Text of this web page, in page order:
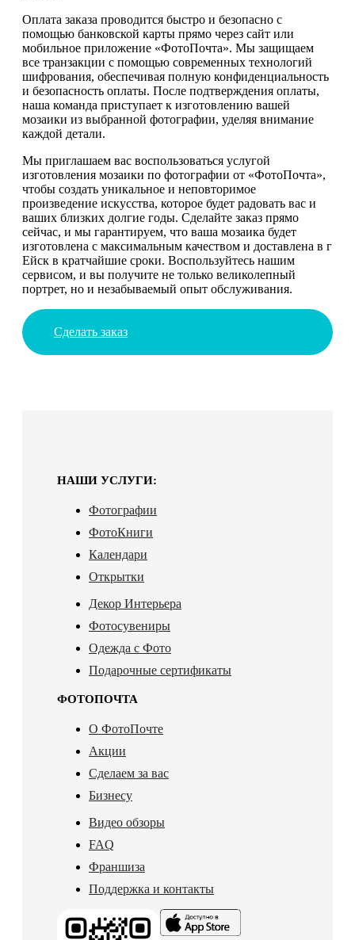
Оплата заказа проводится быстро и безопасно с
помощью банковской карты прямо через сайт или
мобильное приложение «ФотоПочта». Мы защищаем
все транзакции с помощью современных технологий
шифрования, обеспечивая полную конфиденциальность
и безопасность оплаты. После подтверждения оплаты,
наша команда приступает к изготовлению вашей
мозаики из выбранной фотографии, уделяя внимание
каждой детали.
Мы приглашаем вас воспользоваться услугой
изготовления мозаики по фотографии от «ФотоПочта»,
чтобы создать уникальное и неповторимое
произведение искусства, которое будет радовать вас и
ваших близких долгие годы. Сделайте заказ прямо
сейчас, и мы гарантируем, что ваша мозаика будет
изготовлена с максимальным качеством и доставлена в г
Ейск в кратчайшие сроки. Воспользуйтесь нашим
сервисом, и вы получите не только великолепный
портрет, но и незабываемый опыт обслуживания.
Сделать заказ
НАШИ УСЛУГИ:
Фотографии
ФотоКниги
Календари
Открытки
Декор Интерьера
Фотосувениры
Одежда с Фото
Подарочные сертификаты
ФОТОПОЧТА
О ФотоПочте
Акции
Сделаем за вас
Бизнесу
Видео обзоры
FAQ
Франшиза
Поддержка и контакты